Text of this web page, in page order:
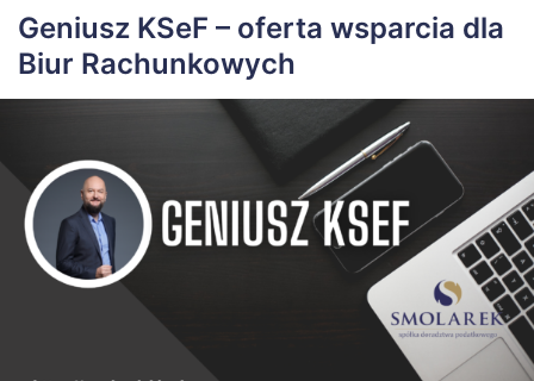
Geniusz KSeF – oferta wsparcia dla
Biur Rachunkowych